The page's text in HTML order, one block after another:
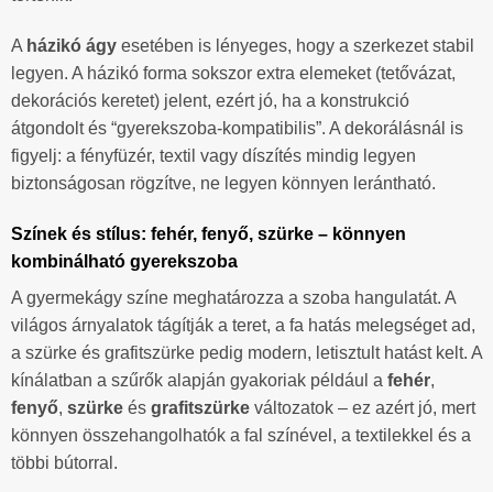
A házikó ágy esetében is lényeges, hogy a szerkezet stabil
legyen. A házikó forma sokszor extra elemeket (tetővázat,
dekorációs keretet) jelent, ezért jó, ha a konstrukció
átgondolt és “gyerekszoba-kompatibilis”. A dekorálásnál is
figyelj: a fényfüzér, textil vagy díszítés mindig legyen
biztonságosan rögzítve, ne legyen könnyen lerántható.
Színek és stílus: fehér, fenyő, szürke – könnyen
kombinálható gyerekszoba
A gyermekágy színe meghatározza a szoba hangulatát. A
világos árnyalatok tágítják a teret, a fa hatás melegséget ad,
a szürke és grafitszürke pedig modern, letisztult hatást kelt. A
kínálatban a szűrők alapján gyakoriak például a fehér,
fenyő, szürke és grafitszürke változatok – ez azért jó, mert
könnyen összehangolhatók a fal színével, a textilekkel és a
többi bútorral.